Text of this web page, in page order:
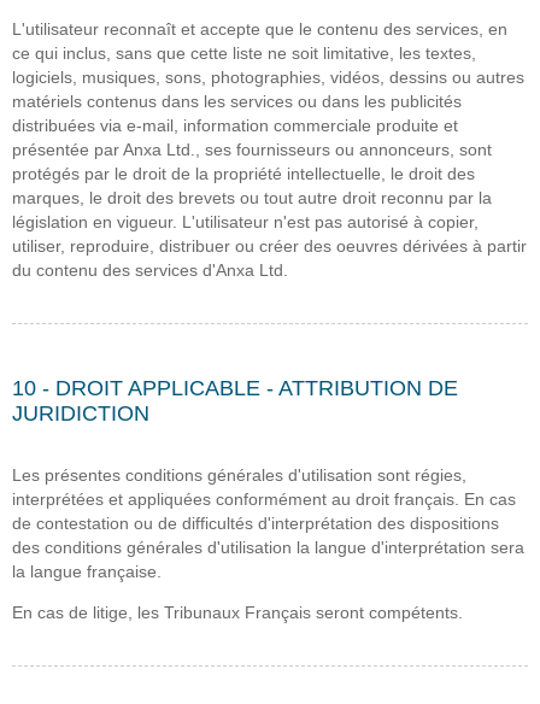
L'utilisateur reconnaît et accepte que le contenu des services, en
ce qui inclus, sans que cette liste ne soit limitative, les textes,
logiciels, musiques, sons, photographies, vidéos, dessins ou autres
matériels contenus dans les services ou dans les publicités
distribuées via e-mail, information commerciale produite et
présentée par Anxa Ltd., ses fournisseurs ou annonceurs, sont
protégés par le droit de la propriété intellectuelle, le droit des
marques, le droit des brevets ou tout autre droit reconnu par la
législation en vigueur. L'utilisateur n'est pas autorisé à copier,
utiliser, reproduire, distribuer ou créer des oeuvres dérivées à partir
du contenu des services d'Anxa Ltd.
10 - DROIT APPLICABLE - ATTRIBUTION DE
JURIDICTION
Les présentes conditions générales d'utilisation sont régies,
interprétées et appliquées conformément au droit français. En cas
de contestation ou de difficultés d'interprétation des dispositions
des conditions générales d'utilisation la langue d'interprétation sera
la langue française.
En cas de litige, les Tribunaux Français seront compétents.